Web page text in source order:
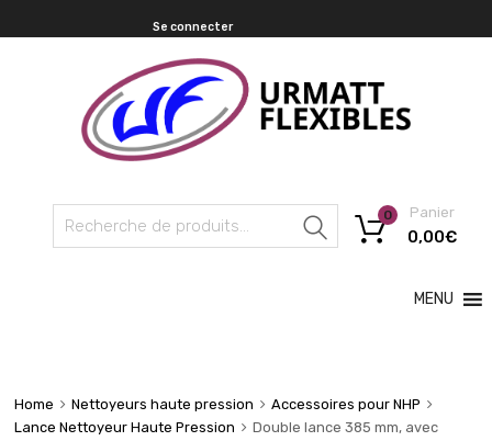
Se connecter
Recherche
Panier
0,00€
0
MENU
Home Nettoyeurs haute pression
Accessoires pour NHP
Lance Nettoyeur Haute Pression
Double lance 385 mm, avec